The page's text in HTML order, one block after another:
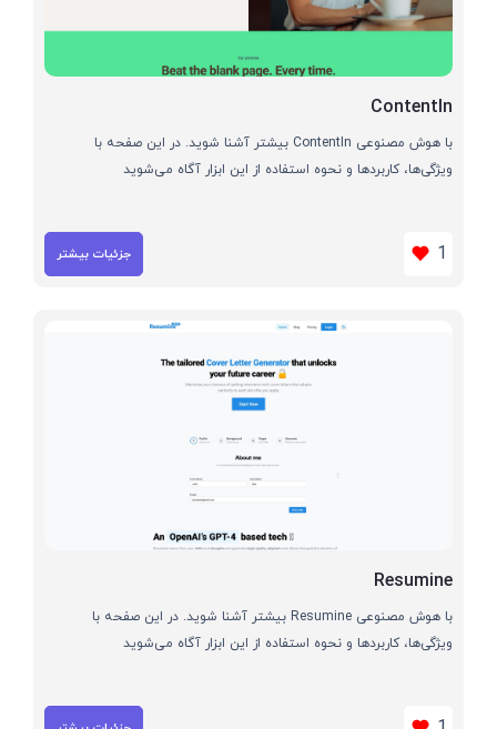
ContentIn
با هوش مصنوعی ContentIn بیشتر آشنا شوید. در این صفحه با
ویژگی‌ها، کاربردها و نحوه استفاده از این ابزار آگاه می‌شوید
1 جزئیات بیشتر
Resumine
با هوش مصنوعی Resumine بیشتر آشنا شوید. در این صفحه با
ویژگی‌ها، کاربردها و نحوه استفاده از این ابزار آگاه می‌شوید